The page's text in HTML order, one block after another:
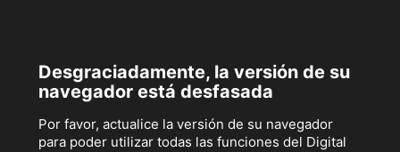
Desgraciadamente, la versión de su
navegador está desfasada
Por favor, actualice la versión de su navegador
para poder utilizar todas las funciones del Digital